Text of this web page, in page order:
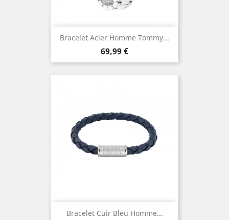
Bracelet Acier Homme Tommy...
Prix
69,99 €
Bracelet Cuir Bleu Homme...